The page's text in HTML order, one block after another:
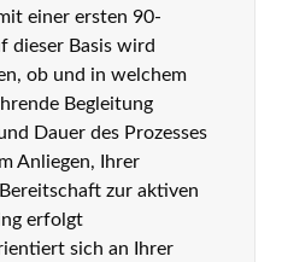
einer ersten 90-
dieser Basis wird
ob und in welchem
Begleitung
Dauer des Prozesses
Anliegen, Ihrer
zur aktiven
erfolgt
sich an Ihrer